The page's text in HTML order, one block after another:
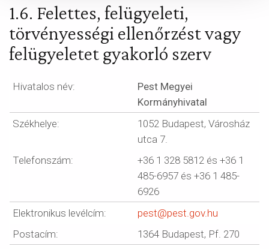
1.6. Felettes, felügyeleti,
törvényességi ellenőrzést vagy
felügyeletet gyakorló szerv
Hivatalos név:
Pest Megyei
Kormányhivatal
Székhelye:
1052 Budapest, Városház
utca 7.
Telefonszám:
+36 1 328 5812 és +36 1
485-6957 és +36 1 485-
6926
Elektronikus levélcím:
pest@pest.gov.hu
Postacím:
1364 Budapest, Pf. 270